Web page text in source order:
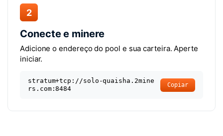
2
Conecte e minere
Adicione o endereço do pool e sua carteira. Aperte
iniciar.
stratum+tcp://solo-quaisha.2mine
rs.com:8484
Copiar